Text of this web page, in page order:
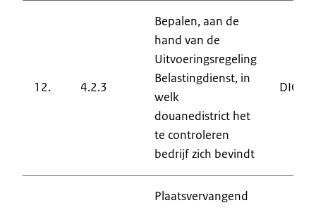
12. 4.2.3
Bepalen, aan de
hand van de
Uitvoeringsregeling
Belastingdienst, in
welk
douanedistrict het
te controleren
bedrijf zich bevindt
DIC
Plaatsvervangend